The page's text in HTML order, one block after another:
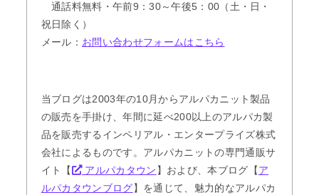
通話料無料・午前9：30～午後5：00（土・日・
祝日除く）
メール： お問い合わせフォームはこちら
当ブログは2003年の10月からアルパカニット製品
の販売を手掛け、年間に延べ200以上のアルパカ製
品を販売するインペリアル・エンタープライズ株式
会社によるものです。アルパカニットの専門通販サ
イト【
アルパカタウン 】および、本ブログ【ア
ルパカタウンブログ】を通じて、魅力的なアルパカ